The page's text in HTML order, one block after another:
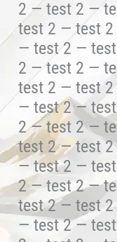
2 — test 2 —
test 2 — test
— test 2 —
2 — test 2 —
test 2 — test
— test 2 —
2 — test 2 —
test 2 — test
— test 2 —
2 — test 2 —
test 2 — test
— test 2 —